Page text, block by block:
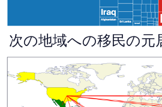
次の地域への移民の元